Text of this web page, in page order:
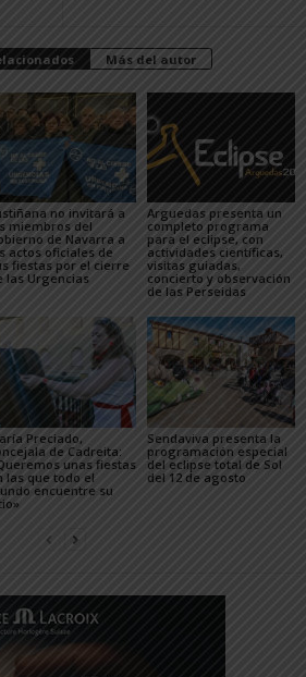
Más del autor
no invitará a
miembros del
de Navarra a
actos oficiales de
fiestas por el cierre
las Urgencias
Arguedas presenta un
completo programa
para el eclipse, con
actividades científicas,
visitas guiadas,
concierto y observación
de las Perseidas
Preciado,
de Cadreita:
unas fiestas
las que todo el
encuentre su
Sendaviva presenta la
programación especial
del eclipse total de Sol
del 12 de agosto